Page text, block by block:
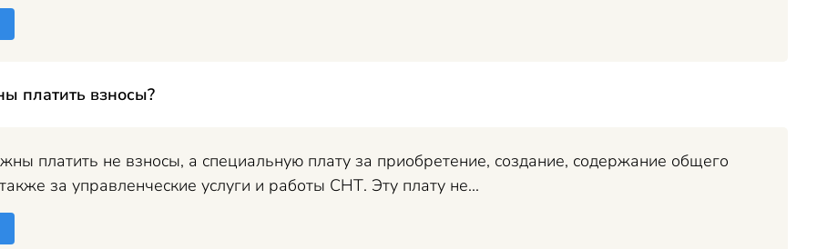
платить взносы?
платить не взносы, а специальную плату за приобретение, создание, содержание общего
за управленческие услуги и работы СНТ. Эту плату не...